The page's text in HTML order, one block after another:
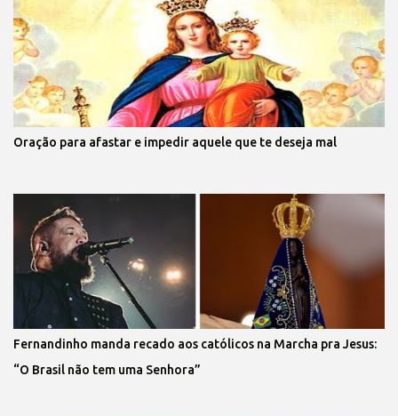
Oração para afastar e impedir aquele que te deseja mal
Fernandinho manda recado aos católicos na Marcha pra Jesus:
“O Brasil não tem uma Senhora”